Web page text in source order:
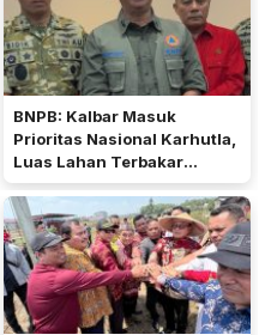
BNPB: Kalbar Masuk
Prioritas Nasional Karhutla,
Luas Lahan Terbakar
Peringkat Keempat